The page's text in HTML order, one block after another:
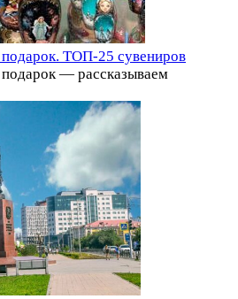
подарок. ТОП-25 сувениров
подарок — рассказываем